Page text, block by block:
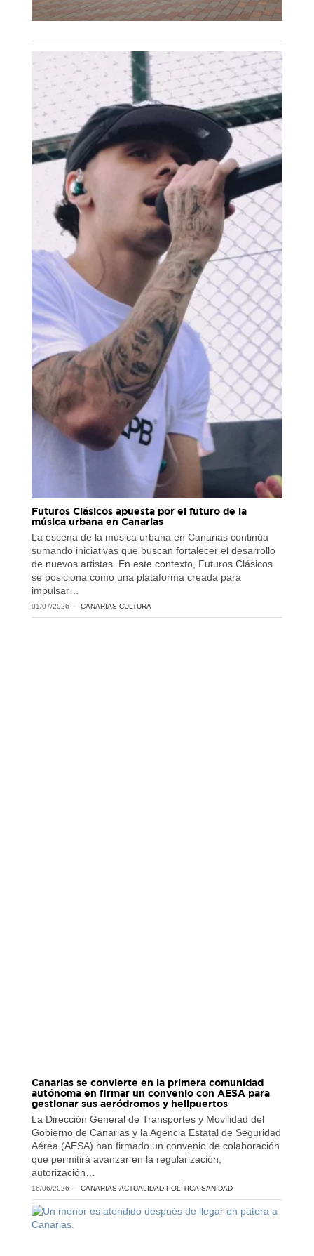
Futuros Clásicos apuesta por el futuro de la
música urbana en Canarias
La escena de la música urbana en Canarias continúa
sumando iniciativas que buscan fortalecer el desarrollo
de nuevos artistas. En este contexto, Futuros Clásicos
se posiciona como una plataforma creada para
impulsar…
01/07/2026 CANARIAS·CULTURA
Canarias se convierte en la primera comunidad
autónoma en firmar un convenio con AESA para
gestionar sus aeródromos y helipuertos
La Dirección General de Transportes y Movilidad del
Gobierno de Canarias y la Agencia Estatal de Seguridad
Aérea (AESA) han firmado un convenio de colaboración
que permitirá avanzar en la regularización,
autorización…
16/06/2026 CANARIAS·ACTUALIDAD·POLÍTICA·SANIDAD